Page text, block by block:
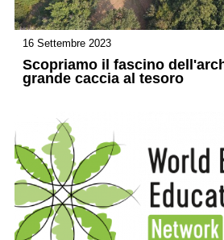
16 Settembre 2023
Scopriamo il fascino
grande caccia al tesoro